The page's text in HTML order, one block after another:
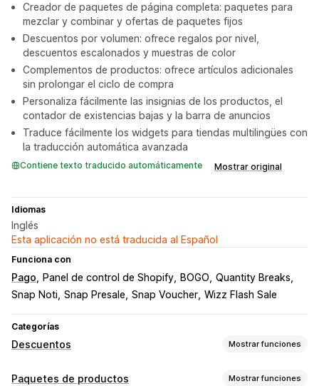
Creador de paquetes de página completa: paquetes para
mezclar y combinar y ofertas de paquetes fijos
Descuentos por volumen: ofrece regalos por nivel,
descuentos escalonados y muestras de color
Complementos de productos: ofrece artículos adicionales
sin prolongar el ciclo de compra
Personaliza fácilmente las insignias de los productos, el
contador de existencias bajas y la barra de anuncios
Traduce fácilmente los widgets para tiendas multilingües con
la traducción automática avanzada
Contiene texto traducido automáticamente Mostrar original
Idiomas
Inglés
Esta aplicación no está traducida al Español
Funciona con
Pago Panel de control de Shopify BOGO Quantity Breaks
Snap Noti Snap Presale Snap Voucher Wizz Flash Sale
Categorías
Descuentos Mostrar funciones
Tipos de descuentos
Paquetes de productos Mostrar funciones